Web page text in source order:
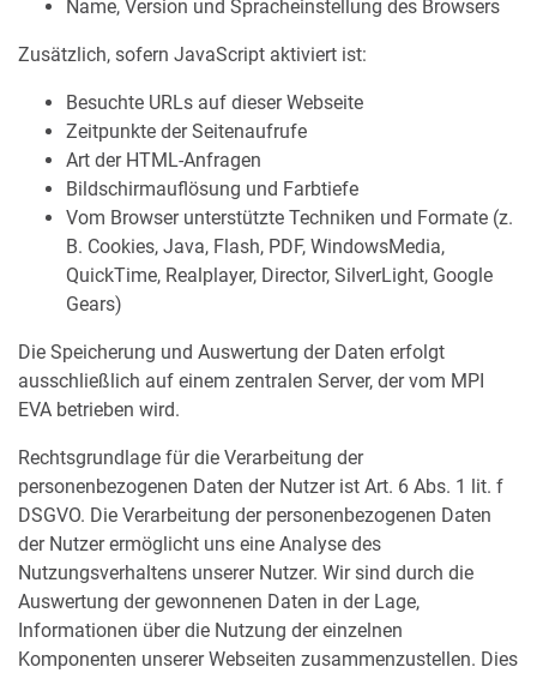
Name, Version und Spracheinstellung des Browsers
Zusätzlich, sofern JavaScript aktiviert ist:
Besuchte URLs auf dieser Webseite
Zeitpunkte der Seitenaufrufe
Art der HTML-Anfragen
Bildschirmauflösung und Farbtiefe
Vom Browser unterstützte Techniken und Formate (z.
B. Cookies, Java, Flash, PDF, WindowsMedia,
QuickTime, Realplayer, Director, SilverLight, Google
Gears)
Die Speicherung und Auswertung der Daten erfolgt
ausschließlich auf einem zentralen Server, der vom MPI
EVA betrieben wird.
Rechtsgrundlage für die Verarbeitung der
personenbezogenen Daten der Nutzer ist Art. 6 Abs. 1 lit. f
DSGVO. Die Verarbeitung der personenbezogenen Daten
der Nutzer ermöglicht uns eine Analyse des
Nutzungsverhaltens unserer Nutzer. Wir sind durch die
Auswertung der gewonnenen Daten in der Lage,
Informationen über die Nutzung der einzelnen
Komponenten unserer Webseiten zusammenzustellen. Dies